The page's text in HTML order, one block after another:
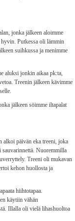
jonka jälkeen aloimme
Putkessa oli lämmin
suihkussa ja menimme
aluksi jonkin aikaa pk:ta,
Treenin jälkeen kävimme
jälkeen söimme iltapalat
alkoi päivän eka treeni, joka
Nuoremmilla
Treeni oli mukavan
kehon huollosta ja
hiihtotapaa.
käytiin vähän
Illalla oli vielä lihashuoltoa